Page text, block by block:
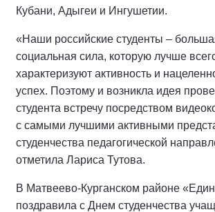
Кубани, Адыгеи и Ингушетии.
«Наши российские студенты –
социальная сила, которую лучше
характеризуют активность и
успех. Поэтому и возникла идея
студента встречу посредством
с самыми лучшими активными
студенчества педагогической
отметила Лариса Тутова.
В Матвеево-Курганском районе
поздравила с Днем студенчества